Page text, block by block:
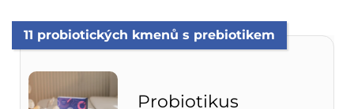
11 probiotických kmenů s prebiotikem
Probiotikus